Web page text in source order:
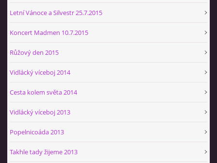
Letní Vánoce a Silvestr 25.7.2015
Koncert Madmen 10.7.2015
Růžový den 2015
Vidlácký víceboj 2014
Cesta kolem světa 2014
Vidlácký víceboj 2013
Popelnicoáda 2013
Takhle tady žijeme 2013